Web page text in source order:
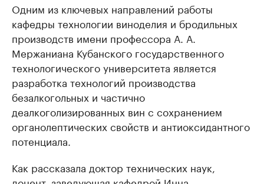
Одним из ключевых направлений работы
кафедры технологии виноделия и бродильных
производств имени профессора А. А.
Мержаниана Кубанского государственного
технологического университета является
разработка технологий производства
безалкогольных и частично
деалкоголизированных вин с сохранением
органолептических свойств и антиоксидантного
потенциала.
Как рассказала доктор технических наук,